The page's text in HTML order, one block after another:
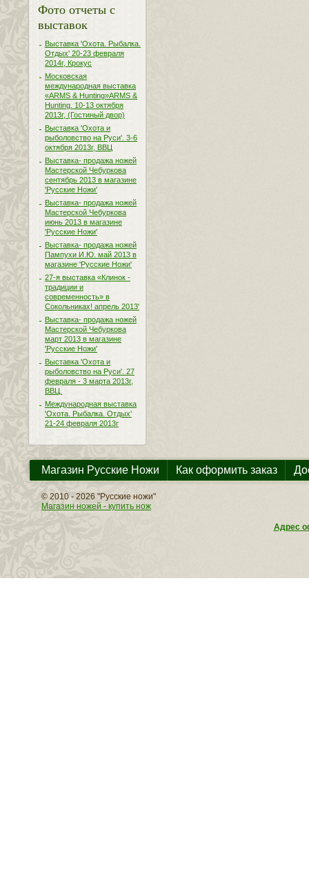
Фото отчеты с
выставок
Выставка 'Охота. Рыбалка.
Отдых' 20-23 февраля
2014г, Крокус
Московская
международная выставка
«ARMS & Hunting»ARMS &
Hunting. 10-13 октября
2013г, (Гостиный двор)
Выставка 'Охота и
рыболовство на Руси'. 3-6
октября 2013г, ВВЦ
Выставка- продажа ножей
Мастерской Чебуркова
сентябрь 2013 в магазине
'Русские Ножи'
Выставка- продажа ножей
Мастерской Чебуркова
июнь 2013 в магазине
'Русские Ножи'
Выставка- продажа ножей
Пампухи И.Ю. май 2013 в
магазине 'Русские Ножи'
27-я выставка «Клинок -
традиции и
современность» в
Сокольниках! апрель 2013'
Выставка- продажа ножей
Мастерской Чебуркова
март 2013 в магазине
'Русские Ножи'
Выставка 'Охота и
рыболовство на Руси'. 27
февраля - 3 марта 2013г,
ВВЦ.
Международная выставка
'Охота. Рыбалка. Отдых'
21-24 февраля 2013г
Магазин Русские Ножи Как оформить заказ
© 2010 - 2026 "Русские ножи"
Магазин ножей - купить нож
Адрес